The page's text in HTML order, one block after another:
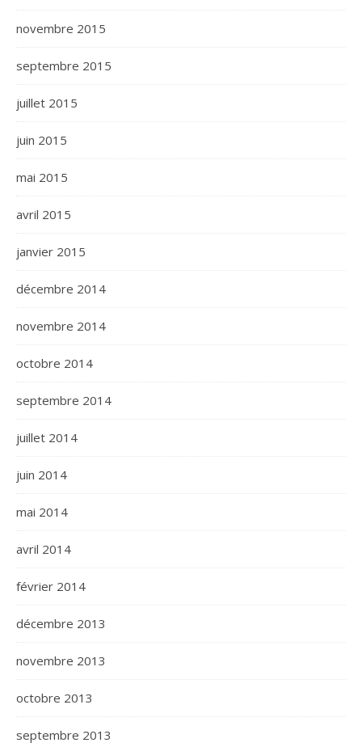
novembre 2015
septembre 2015
juillet 2015
juin 2015
mai 2015
avril 2015
janvier 2015
décembre 2014
novembre 2014
octobre 2014
septembre 2014
juillet 2014
juin 2014
mai 2014
avril 2014
février 2014
décembre 2013
novembre 2013
octobre 2013
septembre 2013